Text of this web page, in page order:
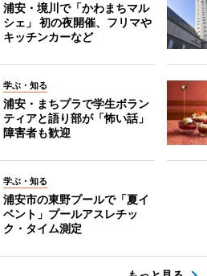
浦安・境川で「かわまちマル
シェ」 初の夜開催、フリマや
キッチンカーなど
学ぶ・知る
浦安・まちプラで学生ボラン
ティアと語り部が「怖い話」
障害者も歓迎
学ぶ・知る
浦安市の東野プールで「夏イ
ベント」プールアスレチッ
ク・タイム測定